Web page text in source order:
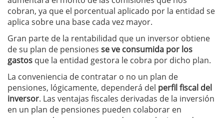
cobran, ya que el porcentual aplicado por la entidad se
aplica sobre una base cada vez mayor.
Gran parte de la rentabilidad que un inversor obtiene
de su plan de pensiones se ve consumida por los
gastos que la entidad gestora le cobra por dicho plan.
La conveniencia de contratar o no un plan de
pensiones, lógicamente, dependerá del perfil fiscal del
inversor. Las ventajas fiscales derivadas de la inversión
en un plan de pensiones pueden colaborar en